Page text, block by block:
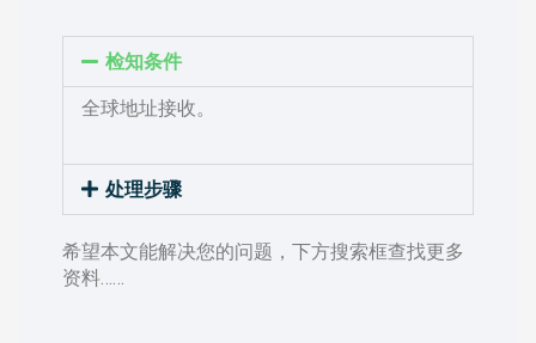
检知条件
全球地址接收。
处理步骤
希望本文能解决您的问题，下方搜索框查找更多
资料……